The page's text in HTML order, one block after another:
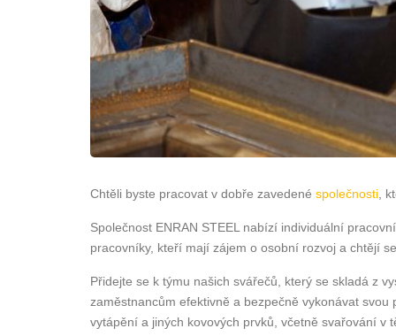
Chtěli byste pracovat v dobře zavedené společnosti ,
Společnost ENRAN STEEL nabízí individuální
pracovníky, kteří mají zájem o osobní rozvoj a chtějí
Přidejte se k týmu našich svářečů, který se skladá z
zaměstnancům efektivně a bezpečně vykonávat
vytápění a jiných kovových prvků, včetně svařování v